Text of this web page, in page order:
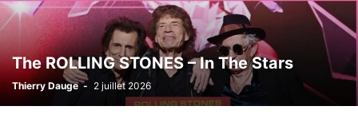
The ROLLING STONES – In The Stars
Thierry Dauge - 2 juillet 2026